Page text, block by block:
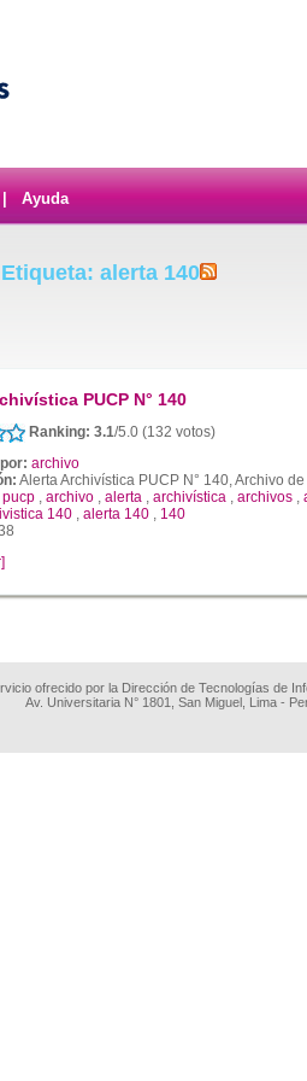
Ayuda
alerta 140
PUCP N° 140
Ranking: 3.1/5.0 (132 votos)
archivo
Alerta Archivística PUCP N° 140, Archivo
pucp , archivo , alerta , archivística , archivos ,
140 , alerta 140 , 140
ofrecido por la Dirección de Tecnologías de
Av. Universitaria N° 1801, San Miguel, Lima -